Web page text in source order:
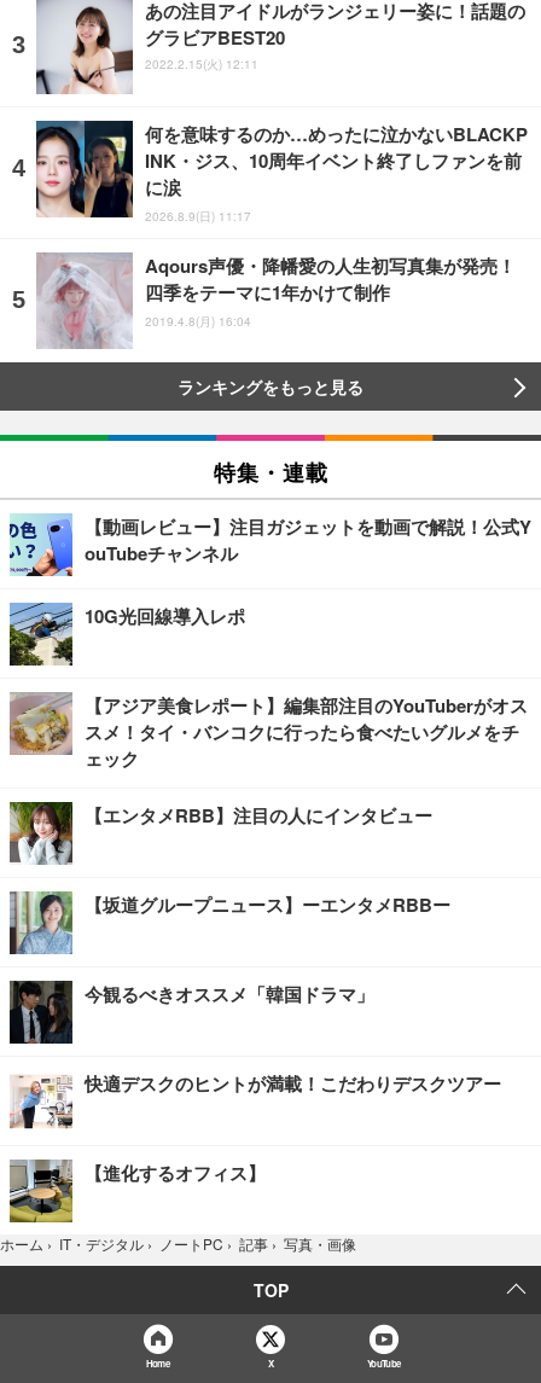
あの注目アイドルがランジェリー姿に！話題の
グラビアBEST20
2022.2.15(火) 12:11
何を意味するのか…めったに泣かないBLACKP
INK・ジス、10周年イベント終了しファンを前
に涙
2026.8.9(日) 11:17
Aqours声優・降幡愛の人生初写真集が発売！
四季をテーマに1年かけて制作
2019.4.8(月) 16:04
ランキングをもっと見る
特集・連載
【動画レビュー】注目ガジェットを動画で解説！公式Y
ouTubeチャンネル
10G光回線導入レポ
【アジア美食レポート】編集部注目のYouTuberがオス
スメ！タイ・バンコクに行ったら食べたいグルメをチ
ェック
【エンタメRBB】注目の人にインタビュー
【坂道グループニュース】ーエンタメRBBー
今観るべきオススメ「韓国ドラマ」
快適デスクのヒントが満載！こだわりデスクツアー
【進化するオフィス】
ホーム › IT・デジタル › ノートPC › 記事 › 写真・画像
TOP
Home X YouTube